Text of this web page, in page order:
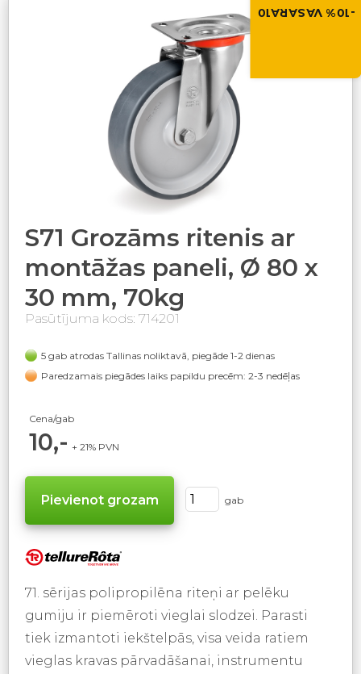
-10% VASARA10
S71 Grozāms ritenis ar
montāžas paneli, Ø 80 x
30 mm, 70kg
Pasūtījuma kods: 714201
5 gab atrodas Tallinas noliktavā, piegāde 1-2 dienas
Paredzamais piegādes laiks papildu precēm: 2-3 nedēļas
Cena/gab
10,- + 21% PVN
gab
71. sērijas polipropilēna riteņi ar pelēku
gumiju ir piemēroti vieglai slodzei. Parasti
tiek izmantoti iekštelpās, visa veida ratiem
vieglas kravas pārvadāšanai, instrumentu